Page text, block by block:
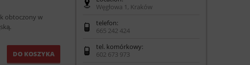
obtoczony w
DO KOSZYKA
Węgłowa 1, Kraków
telefon:
665 242 424
tel. komórkowy:
602 673 973